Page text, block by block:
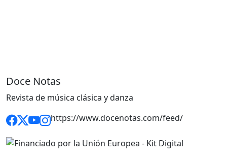
Doce Notas
Revista de música clásica y danza
https://www.docenotas.com/feed/